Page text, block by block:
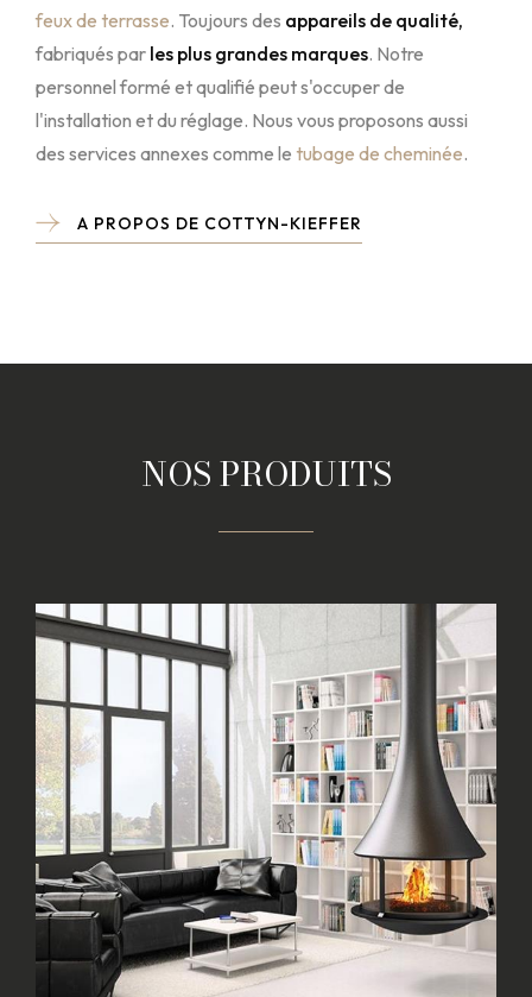
feux de terrasse. Toujours des appareils de qualité,
fabriqués par les plus grandes marques. Notre
personnel formé et qualifié peut s'occuper de
l'installation et du réglage. Nous vous proposons aussi
des services annexes comme le tubage de cheminée.
A PROPOS DE COTTYN-KIEFFER
NOS PRODUITS